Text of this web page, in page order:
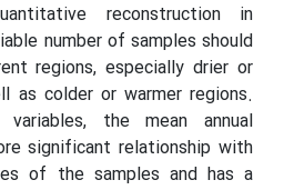
reconstruction in
number of samples should
regions, especially drier or
as colder or warmer regions.
the mean annual
significant relationship with
of the samples and has a